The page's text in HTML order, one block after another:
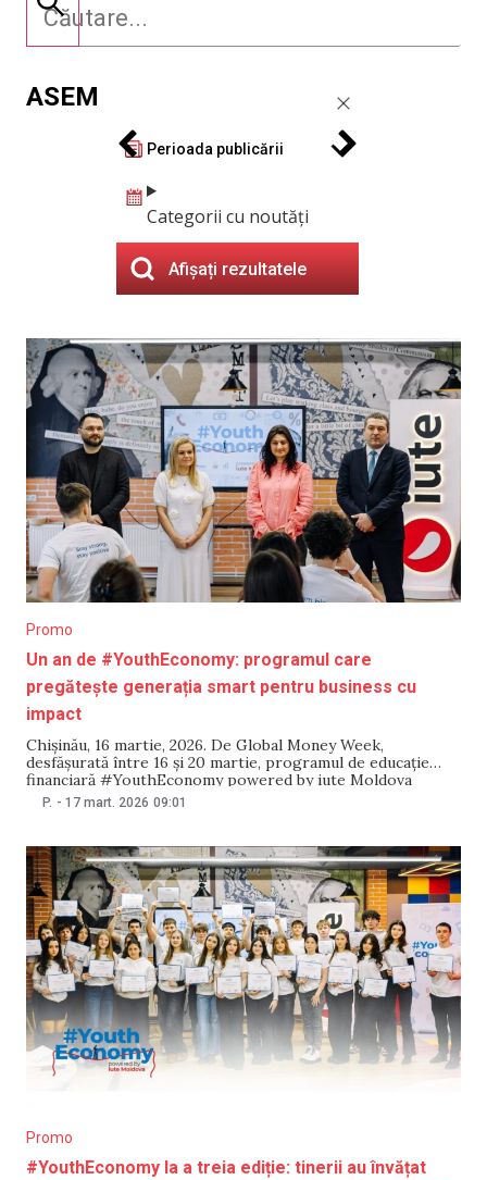
ASEM
Perioada publicării
Categorii cu noutăți
Afișați rezultatele
Promo
Un an de #YouthEconomy: programul care
pregătește generația smart pentru business cu
impact
Chișinău, 16 martie, 2026. De Global Money Week,
desfășurată între 16 și 20 martie, programul de educație
financiară #YouthEconomy powered by iute Moldova
marchează un an de la lansare. Datorită entuziasmului și
notorii
P. - 17 mart. 2026 09:01
Promo
#YouthEconomy la a treia ediție: tinerii au învățat